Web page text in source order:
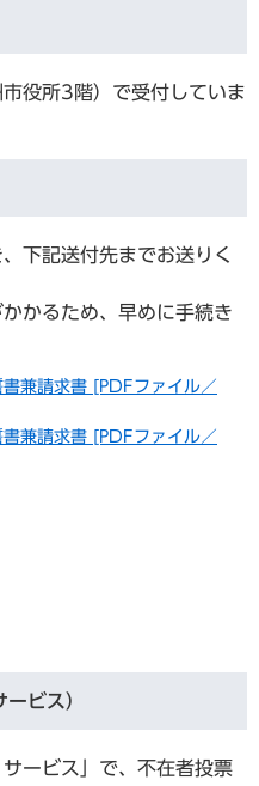
役所3階）で受付していま
下記送付先までお送りく
かるため、早めに手続き
請求書 [PDFファイル／
兼請求書 [PDFファイル／
ビス）
ービス」で、不在者投票